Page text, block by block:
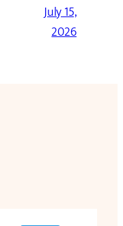
July 15,
2026